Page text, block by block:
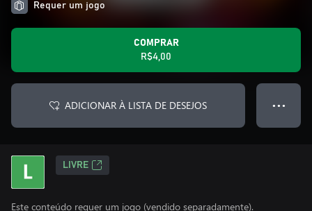
Requer um jogo
COMPRAR
R$4,00
ADICIONAR À LISTA DE DESEJOS ● ● ●
LIVRE
Este conteúdo requer um jogo (vendido separadamente).